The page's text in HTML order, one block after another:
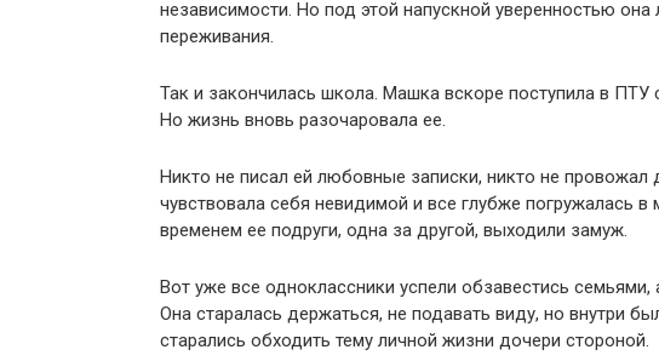
независимости. Но под этой напускной уверенностью
переживания.
Так и закончилась школа. Машка вскоре поступила в
Но жизнь вновь разочаровала ее.
Никто не писал ей любовные записки, никто не
чувствовала себя невидимой и все глубже погружалась
временем ее подруги, одна за другой, выходили замуж.
Вот уже все одноклассники успели обзавестись
Она старалась держаться, не подавать виду, но внутри
старались обходить тему личной жизни дочери стороной.